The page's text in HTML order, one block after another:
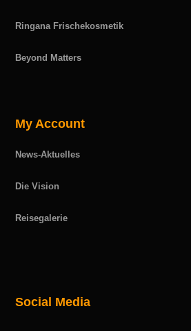
Ringana Frischekosmetik
Beyond Matters
My Account
News-Aktuelles
Die Vision
Reisegalerie
Social Media